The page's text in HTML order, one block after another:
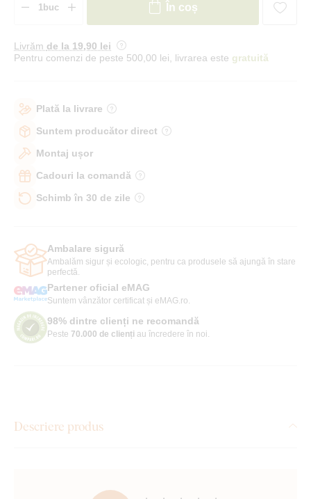
În coș
Livrăm de la 19,90 lei
Pentru comenzi de peste 500,00 lei, livrarea este gratuită
Plată la livrare
Suntem producător direct
Montaj ușor
Cadouri la comandă
Schimb în 30 de zile
Ambalare sigură
Ambalăm sigur și ecologic, pentru ca produsele să ajungă în stare
perfectă.
Partener oficial eMAG
Suntem vânzător certificat și eMAG.ro.
98% dintre clienți ne recomandă
Peste 70.000 de clienți au încredere în noi.
Descriere produs